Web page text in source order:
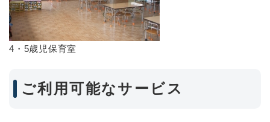
4・5歳児保育室
ご利用可能なサービス